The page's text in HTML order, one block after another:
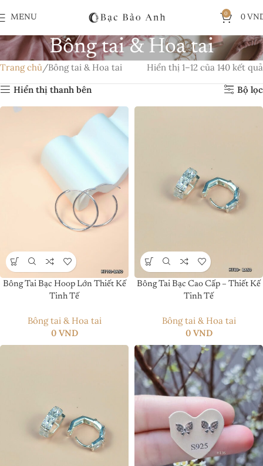
MENU
0
0
Bông tai & Hoa tai
Trang chủ Bông tai & Hoa tai
Hiển thị 1–12 của 140 kết quả
Hiển thị thanh bên
Bộ lọc
Bông Tai Bạc Hoop Lớn Thiết Kế
Tinh Tế
Bông tai & Hoa tai
0 VND
Bông Tai Bạc Cao Cấp – Thiết Kế
Tinh Tế
Bông tai & Hoa tai
0 VND